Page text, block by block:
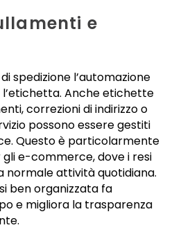
e
spedizione l’automazione
Anche etichette
correzioni di indirizzo o
possono essere gestiti
Questo è particolarmente
e-commerce, dove i resi
normale attività quotidiana.
ben organizzata fa
e migliora la trasparenza